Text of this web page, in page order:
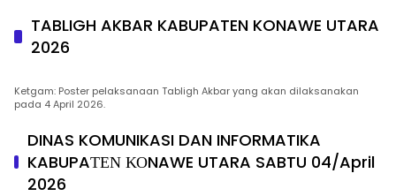
TABLIGH AKBAR KABUPATEN KONAWE UTARA
2026
Ketgam: Poster pelaksanaan Tabligh Akbar yang akan dilaksanakan
pada 4 April 2026.
DINAS KOMUNIKASI DAN INFORMATIKA
KABUPAΤΕΝ ΚΟNAWE UTARA SABTU 04/April
2026